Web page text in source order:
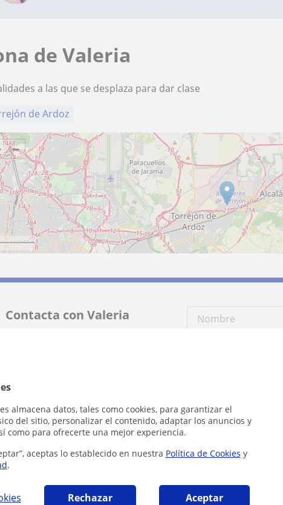
almacena datos, tales como cookies, para garantizar el
del sitio, personalizar el contenido, adaptar los anuncios y
como para ofrecerte una mejor experiencia.
aceptas lo establecido en nuestra Política de Cookies y
.
Rechazar Aceptar
de Valeria
a las que se desplaza para dar clase
de Ardoz
−
Contacta con Valeria
1ª clase gratis
Al hacer clic, aceptas nuestro